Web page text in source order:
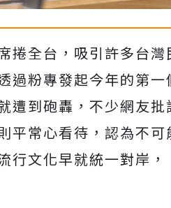
捲全台，吸引許多台
過粉專發起今年的第
遭到砲轟，不少網友
平常心看待，認為不
行文化早就統一對岸